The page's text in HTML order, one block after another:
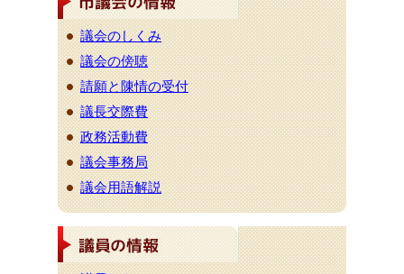
議会のしくみ
議会の傍聴
請願と陳情の受付
議長交際費
政務活動費
議会事務局
議会用語解説